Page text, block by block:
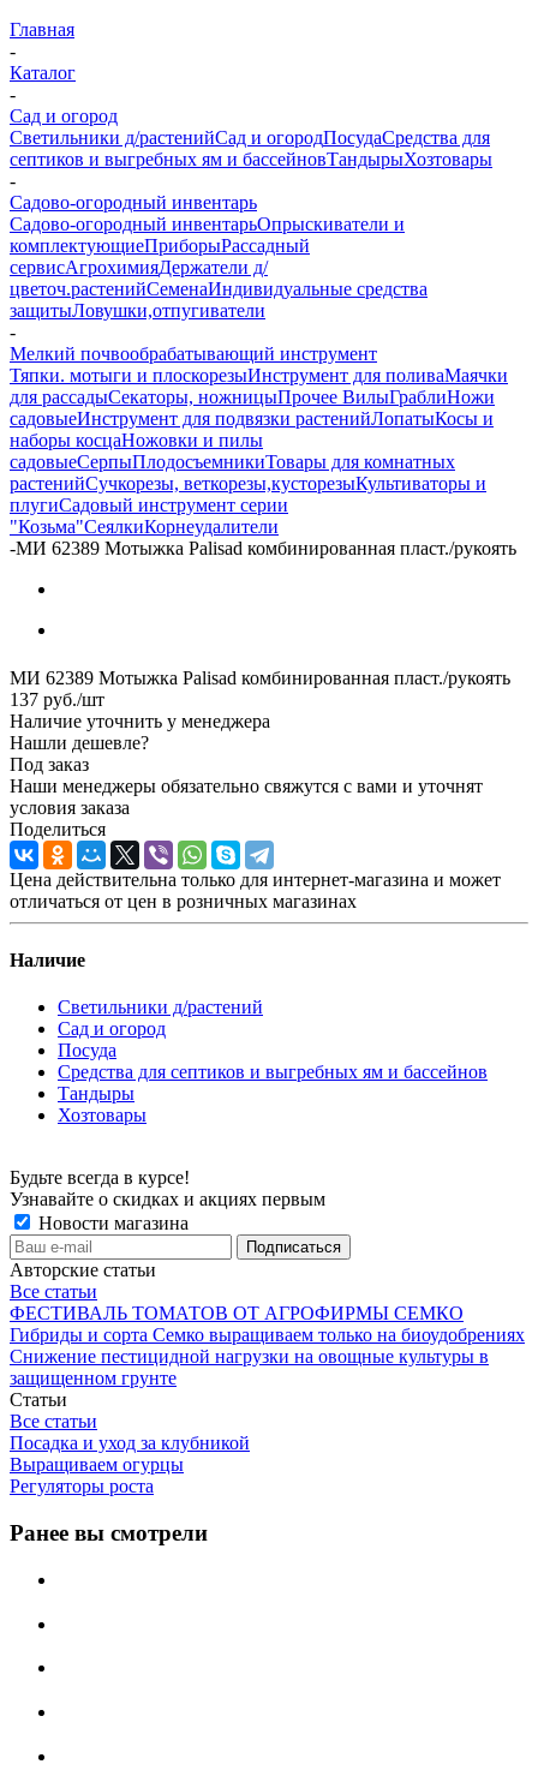
Главная
-
Каталог
-
Сад и огород
Светильники д/растенийСад и огородПосудаСредства для
септиков и выгребных ям и бассейновТандырыХозтовары
-
Садово-огородный инвентарь
Садово-огородный инвентарьОпрыскиватели и
комплектующиеПриборыРассадный
сервисАгрохимияДержатели д/
цветоч.растенийСеменаИндивидуальные средства
защитыЛовушки,отпугиватели
-
Мелкий почвообрабатывающий инструмент
Тяпки. мотыги и плоскорезыИнструмент для поливаМаячки
для рассадыСекаторы, ножницыПрочее ВилыГраблиНожи
садовыеИнструмент для подвязки растенийЛопатыКосы и
наборы косцаНожовки и пилы
садовыеСерпыПлодосъемникиТовары для комнатных
растенийСучкорезы, веткорезы,кусторезыКультиваторы и
плугиСадовый инструмент серии
"Козьма"СеялкиКорнеудалители
-МИ 62389 Мотыжка Palisad комбинированная пласт./рукоять
МИ 62389 Мотыжка Palisad комбинированная пласт./рукоять
137 руб./шт
Наличие уточнить у менеджера
Нашли дешевле?
Под заказ
Наши менеджеры обязательно свяжутся с вами и уточнят
условия заказа
Поделиться
Цена действительна только для интернет-магазина и может
отличаться от цен в розничных магазинах
Наличие
Светильники д/растений
Сад и огород
Посуда
Средства для септиков и выгребных ям и бассейнов
Тандыры
Хозтовары
Будьте всегда в курсе!
Узнавайте о скидках и акциях первым
Новости магазина
Авторские статьи
Все статьи
ФЕСТИВАЛЬ ТОМАТОВ ОТ АГРОФИРМЫ СЕМКО
Гибриды и сорта Семко выращиваем только на биоудобрениях
Снижение пестицидной нагрузки на овощные культуры в
защищенном грунте
Статьи
Все статьи
Посадка и уход за клубникой
Выращиваем огурцы
Регуляторы роста
Ранее вы смотрели